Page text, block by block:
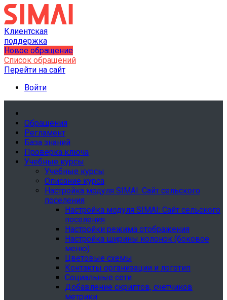
Клиентская
поддержка
Новое обращение
Список обращений
Перейти на сайт
Войти
Обращения
Регламент
База знаний
Проверка ключа
Учебные курсы
Учебные курсы
Описание курса
Настройка модуля SIMAI: Сайт сельского
поселения
Настройка модуля SIMAI: Сайт сельского
поселения
Настройки режима отображения
Настройка ширины колонок (боковое
меню)
Цветовые схемы
Контакты организации и логотип
Социальные сети
Добавление скриптов, счетчиков
метрики